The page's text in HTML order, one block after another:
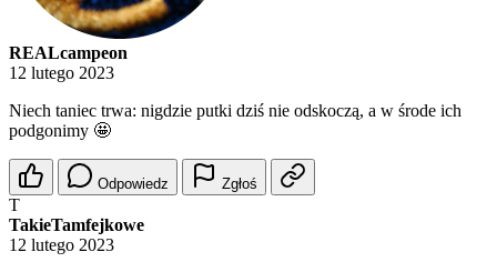
REALcampeon
12 lutego 2023
Niech taniec trwa: nigdzie putki dziś nie odskoczą, a w środe ich
podgonimy 🤩
Odpowiedz Zgłoś
T
TakieTamfejkowe
12 lutego 2023